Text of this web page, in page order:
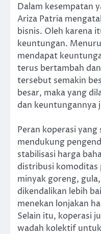
Dalam kesempatan
Ariza Patria
bisnis. Oleh karena
keuntungan.
mendapat
terus bertambah
tersebut semakin
besar, maka yang
dan keuntungannya
Peran koperasi
mendukung
stabilisasi harga
distribusi komoditas
minyak goreng,
dikendalikan lebih
menekan lonjakan
Selain itu, koperasi
wadah kolektif